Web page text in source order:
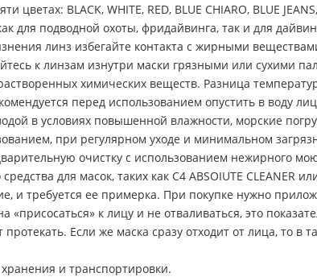
цветах: BLACK, WHITE, RED, BLUE CHIARO, BLUE
для подводной охоты, фридайвинга, так и для
линз избегайте контакта с жирными
к линзам изнутри маски грязными или сухими
химических веществ. Разница
перед использованием опустить в воду
в условиях повышенной влажности, морские
при регулярном уходе и минимальном
очистку с использованием нежирного
для масок, таких как C4 ABSOIUTE CLEANER
и требуется ее примерка. При покупке нужно
к лицу и не отваливаться, это
Если же маска сразу отходит от лица, то в
и транспортировки.